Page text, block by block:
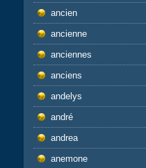
ancien
ancienne
anciennes
anciens
andelys
andré
andrea
anemone